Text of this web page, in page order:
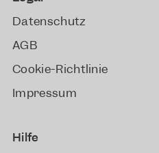
Datenschutz
AGB
Cookie-Richtlinie
Impressum
Hilfe